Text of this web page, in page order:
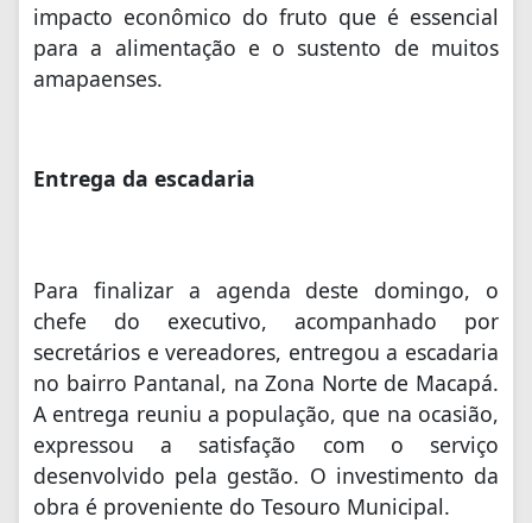
impacto econômico do fruto que é essencial
para a alimentação e o sustento de muitos
amapaenses.
Entrega da escadaria
Para finalizar a agenda deste domingo, o
chefe do executivo, acompanhado por
secretários e vereadores, entregou a escadaria
no bairro Pantanal, na Zona Norte de Macapá.
A entrega reuniu a população, que na ocasião,
expressou a satisfação com o serviço
desenvolvido pela gestão. O investimento da
obra é proveniente do Tesouro Municipal.